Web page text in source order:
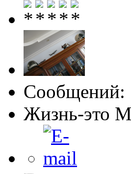
Сообщений:
Жизнь-это